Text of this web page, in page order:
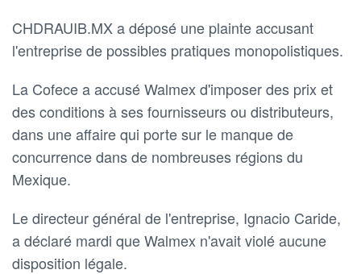
CHDRAUIB.MX a déposé une plainte accusant
l'entreprise de possibles pratiques monopolistiques.
La Cofece a accusé Walmex d'imposer des prix et
des conditions à ses fournisseurs ou distributeurs,
dans une affaire qui porte sur le manque de
concurrence dans de nombreuses régions du
Mexique.
Le directeur général de l'entreprise, Ignacio Caride,
a déclaré mardi que Walmex n'avait violé aucune
disposition légale.